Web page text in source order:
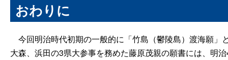
おわりに
今回明治時代初期の一般的に「竹島（鬱陵島）渡海願」
大森、浜田の3県大参事を務めた藤原茂親の願書には、明